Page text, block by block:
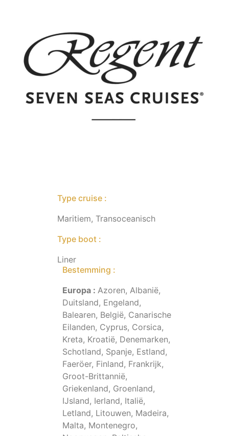
Type cruise :
Maritiem, Transoceanisch
Type boot :
Liner
Bestemming :
Europa : Azoren, Albanië,
Duitsland, Engeland,
Balearen, België, Canarische
Eilanden, Cyprus, Corsica,
Kreta, Kroatië, Denemarken,
Schotland, Spanje, Estland,
Faeröer, Finland, Frankrijk,
Groot-Brittannië,
Griekenland, Groenland,
IJsland, Ierland, Italië,
Letland, Litouwen, Madeira,
Malta, Montenegro,